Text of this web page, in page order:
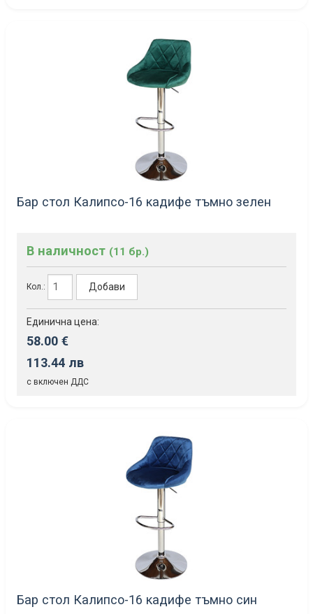
Бар стол Калипсо-16 кадифе тъмно зелен
В наличност (11 бр.)
Кол.: Добави
Единична цена:
58.00 €
113.44 лв
с включен ДДС
Бар стол Калипсо-16 кадифе тъмно син